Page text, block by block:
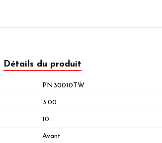
Détails du produit
PN30010TW
3.00
10
Avant